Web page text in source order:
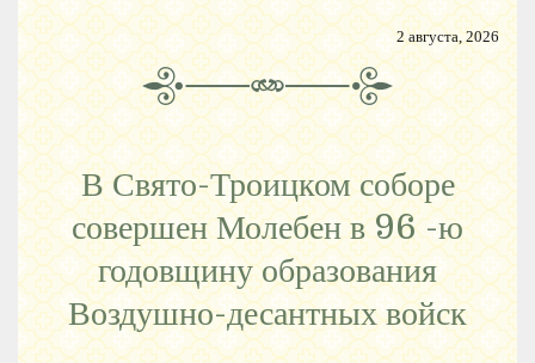
2 августа, 2026
В Свято-Троицком соборе
совершен Молебен в 96 -ю
годовщину образования
Воздушно-десантных войск